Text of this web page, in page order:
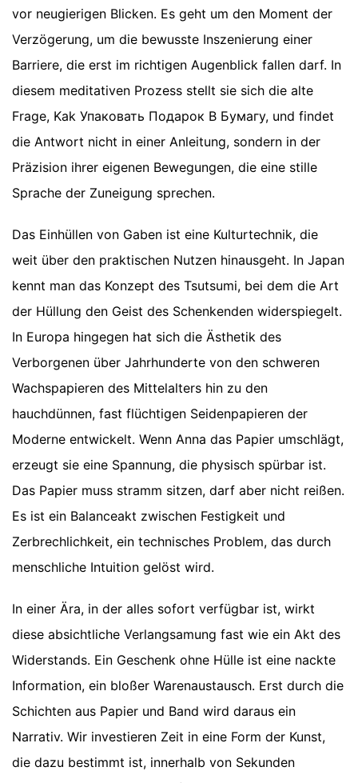
vor neugierigen Blicken. Es geht um den Moment der
Verzögerung, um die bewusste Inszenierung einer
Barriere, die erst im richtigen Augenblick fallen darf. In
diesem meditativen Prozess stellt sie sich die alte
Frage, Kak Упаковать Подарок В Бумагу, und findet
die Antwort nicht in einer Anleitung, sondern in der
Präzision ihrer eigenen Bewegungen, die eine stille
Sprache der Zuneigung sprechen.
Das Einhüllen von Gaben ist eine Kulturtechnik, die
weit über den praktischen Nutzen hinausgeht. In Japan
kennt man das Konzept des Tsutsumi, bei dem die Art
der Hüllung den Geist des Schenkenden widerspiegelt.
In Europa hingegen hat sich die Ästhetik des
Verborgenen über Jahrhunderte von den schweren
Wachspapieren des Mittelalters hin zu den
hauchdünnen, fast flüchtigen Seidenpapieren der
Moderne entwickelt. Wenn Anna das Papier umschlägt,
erzeugt sie eine Spannung, die physisch spürbar ist.
Das Papier muss stramm sitzen, darf aber nicht reißen.
Es ist ein Balanceakt zwischen Festigkeit und
Zerbrechlichkeit, ein technisches Problem, das durch
menschliche Intuition gelöst wird.
In einer Ära, in der alles sofort verfügbar ist, wirkt
diese absichtliche Verlangsamung fast wie ein Akt des
Widerstands. Ein Geschenk ohne Hülle ist eine nackte
Information, ein bloßer Warenaustausch. Erst durch die
Schichten aus Papier und Band wird daraus ein
Narrativ. Wir investieren Zeit in eine Form der Kunst,
die dazu bestimmt ist, innerhalb von Sekunden